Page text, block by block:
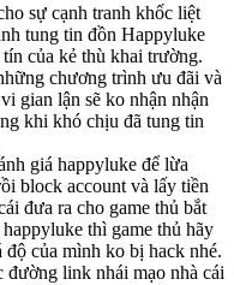
sự cạnh tranh khốc liệt
tung tin đồn Happyluke
của kẻ thù khai trường.
chương trình ưu đãi và
gian lận sẽ ko nhận nhận
khi khó chịu đã tung tin
giá happyluke để lừa
block account và lấy tiền
đưa ra cho game thủ bắt
thì game thủ hãy
độ của mình ko bị hack nhé.
đường link nhái mạo nhà cái